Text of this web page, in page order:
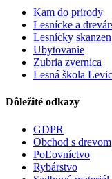
Kam do prírody
Lesnícke a
Lesnícky skanzen
Ubytovanie
Zubria zvernica
Lesná škola
Dôležité odkazy
GDPR
Obchod s drevom
PoĽovníctvo
Rybárstvo